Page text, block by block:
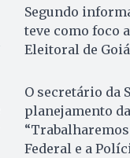
Segundo
teve como foco
Eleitoral de
O secretário da
planejamento
Federal e a